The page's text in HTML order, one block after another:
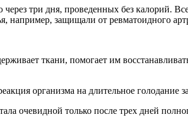
три дня, проведенных без калорий.
например, защищали от ревматоидного
ткани, помогает им
организма на длительное
очевидной только после трех дней